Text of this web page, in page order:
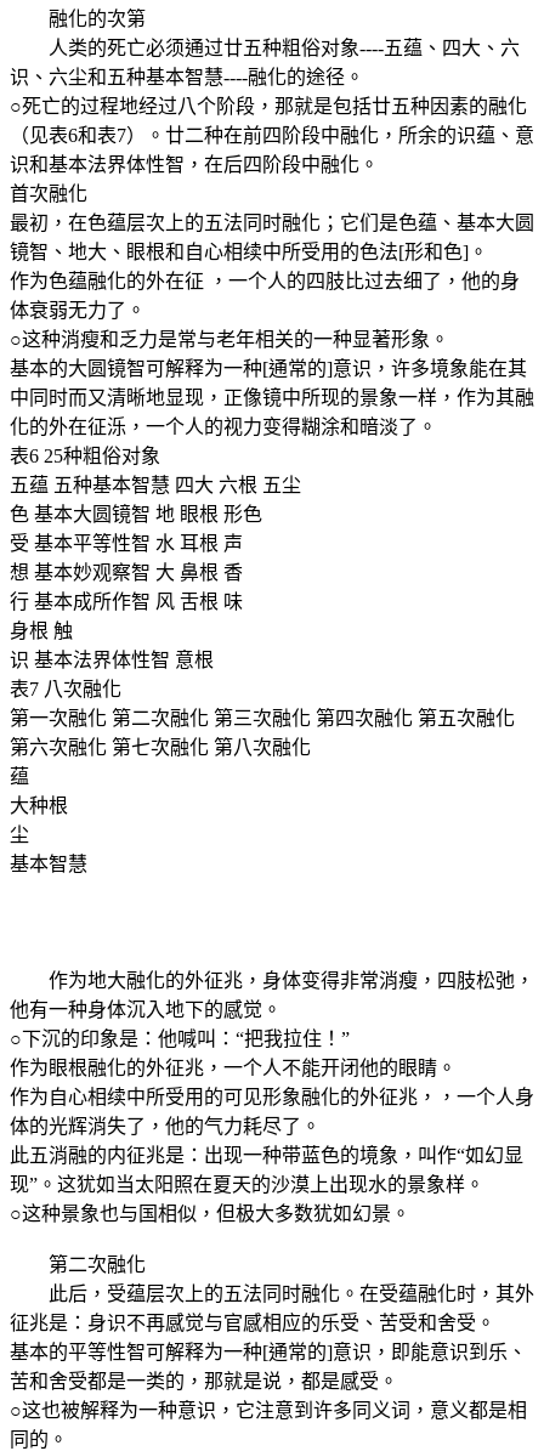
融化的次第
人类的死亡必须通过廿五种粗俗对象----五蕴、四大、六
识、六尘和五种基本智慧----融化的途径。
○死亡的过程地经过八个阶段，那就是包括廿五种因素的融化
（见表6和表7）。廿二种在前四阶段中融化，所余的识蕴、意
识和基本法界体性智，在后四阶段中融化。
首次融化
最初，在色蕴层次上的五法同时融化；它们是色蕴、基本大圆
镜智、地大、眼根和自心相续中所受用的色法[形和色]。
作为色蕴融化的外在征 ，一个人的四肢比过去细了，他的身
体衰弱无力了。
○这种消瘦和乏力是常与老年相关的一种显著形象。
基本的大圆镜智可解释为一种[通常的]意识，许多境象能在其
中同时而又清晰地显现，正像镜中所现的景象一样，作为其融
化的外在征泺，一个人的视力变得糊涂和暗淡了。
表6 25种粗俗对象
五蕴 五种基本智慧 四大 六根 五尘
色 基本大圆镜智 地 眼根 形色
受 基本平等性智 水 耳根 声
想 基本妙观察智 大 鼻根 香
行 基本成所作智 风 舌根 味
身根 触
识 基本法界体性智 意根
表7 八次融化
第一次融化 第二次融化 第三次融化 第四次融化 第五次融化
第六次融化 第七次融化 第八次融化
蕴
大种根
尘
基本智慧
作为地大融化的外征兆，身体变得非常消瘦，四肢松弛，
他有一种身体沉入地下的感觉。
○下沉的印象是：他喊叫：“把我拉住！”
作为眼根融化的外征兆，一个人不能开闭他的眼睛。
作为自心相续中所受用的可见形象融化的外征兆，，一个人身
体的光辉消失了，他的气力耗尽了。
此五消融的内征兆是：出现一种带蓝色的境象，叫作“如幻显
现”。这犹如当太阳照在夏天的沙漠上出现水的景象样。
○这种景象也与国相似，但极大多数犹如幻景。
第二次融化
此后，受蕴层次上的五法同时融化。在受蕴融化时，其外
征兆是：身识不再感觉与官感相应的乐受、苦受和舍受。
基本的平等性智可解释为一种[通常的]意识，即能意识到乐、
苦和舍受都是一类的，那就是说，都是感受。
○这也被解释为一种意识，它注意到许多同义词，意义都是相
同的。